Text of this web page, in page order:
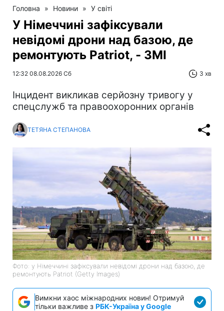
Головна » Новини » У світі
У Німеччині зафіксували
невідомі дрони над базою, де
ремонтують Patriot, - ЗМІ
12:32 08.08.2026 Сб 3 хв
Інцидент викликав серйозну тривогу у
спецслужб та правоохоронних органів
ТЕТЯНА СТЕПАНОВА
Фото: у Німеччині зафіксували невідомі дрони над базою, де
ремонтують Patriot (Getty Images)
Вимкни хаос міжнародних новин! Отримуй
тільки важливе з РБК-Україна у Google